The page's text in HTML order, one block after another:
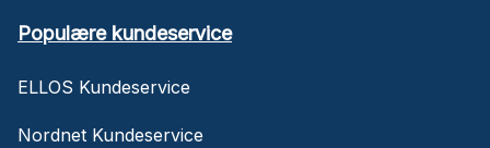
Populære kundeservice
ELLOS Kundeservice
Nordnet Kundeservice